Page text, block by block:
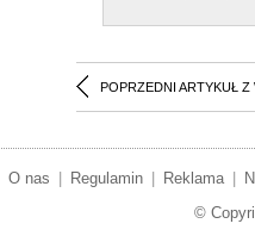
POPRZEDNI ARTYKUŁ Z
O nas Regulamin Reklama
©